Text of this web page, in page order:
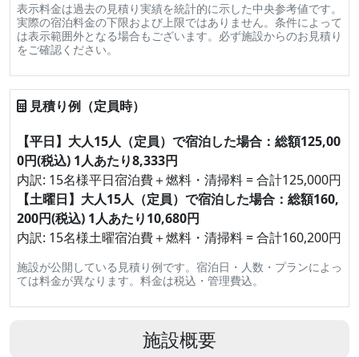
表示料金は過去の見積り実績を統計的に示した中央参考値です。
実際の宿泊料金の下限および上限ではありません。条件によって
は表示範囲外となる場合もございます。必ず施設からのお見積り
をご確認ください。
見積り例（定員時）
【平日】大人15人（定員）で宿泊した場合：総額125,00
0円(税込) 1人あたり8,333円
内訳: 15名様平日宿泊費＋燃料・清掃料 = 合計125,000円
【土曜日】大人15人（定員）で宿泊した場合：総額160,
200円(税込) 1人あたり10,680円
内訳: 15名様土曜宿泊費＋燃料・清掃料 = 合計160,200円
施設が公開している見積り例です。宿泊日・人数・プランによっ
ては料金が異なります。料金は税込・管理費込。
施設概要